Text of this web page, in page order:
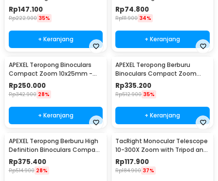
160000M - A4163
Rp147.100
Rp222.900 35%
+ Keranjang
Waterproof - PMT
Rp74.800
Rp111.900 34%
+ Keranjang
APEXEL Teropong Binoculars
Compact Zoom 10x25mm -
APL-PB10X25N
Rp250.000
Rp342.900 28%
+ Keranjang
APEXEL Teropong Berburu
Binoculars Compact Zoom
10x42mm - APL-RB10X42
Rp335.200
Rp512.900 35%
+ Keranjang
APEXEL Teropong Berburu High
Definition Binoculars Compact
Zoom 12x42 - APL-RB12X42
Rp375.400
Rp514.900 28%
TacRight Monocular Telescope
10-300X Zoom with Tripod and
Clip - T-11
Rp117.900
Rp184.900 37%